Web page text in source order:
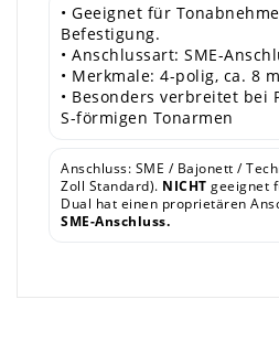
• Geeignet für
Befestigung.
• Anschlussart: SME-
• Merkmale: 4-polig, ca. 8
• Besonders verbreitet bei
S-förmigen Tonarmen
Anschluss: SME / Bajonett /
Zoll Standard). NICHT geeignet
Dual hat einen proprietären
SME-Anschluss.